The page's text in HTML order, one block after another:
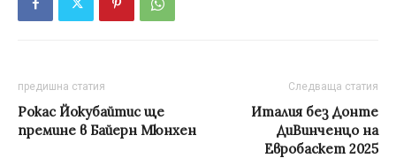
предишна статия
Рокас Йокубайтис ще
премине в Байерн Мюнхен
Следваща статия
Италия без Донте
ДиВинченцо на
Евробаскет 2025